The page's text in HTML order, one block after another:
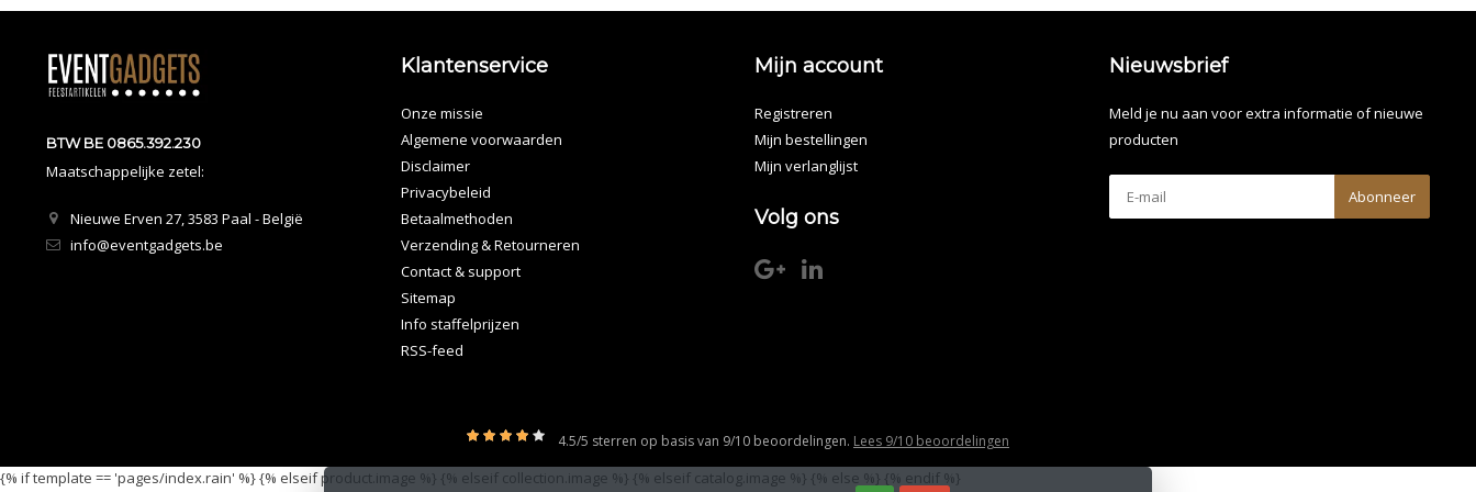
BTW BE 0865.392.230
Maatschappelijke zetel:
Nieuwe Erven 27, 3583 Paal - België
info@eventgadgets.be
Klantenservice
Onze missie
Algemene voorwaarden
Disclaimer
Privacybeleid
Betaalmethoden
Verzending & Retourneren
Contact & support
Sitemap
Info staffelprijzen
RSS-feed
Mijn account
Registreren
Mijn bestellingen
Mijn verlanglijst
Volg ons
Nieuwsbrief
Meld je nu aan voor extra informatie of nieuwe
producten
Abonneer
4.5/5 sterren op basis van 9/10 beoordelingen. Lees 9/10 beoordelingen
{% if template == 'pages/index.rain' %}{% elseif product.image %} {% elseif collection.image %} {% elseif catalog.image %} {% else %} {% endif %}